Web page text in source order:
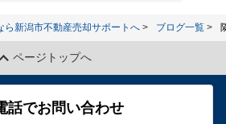
ら新潟市不動産売却サポートへ ブログ一覧
ページトップへ
話でお問い合わせ